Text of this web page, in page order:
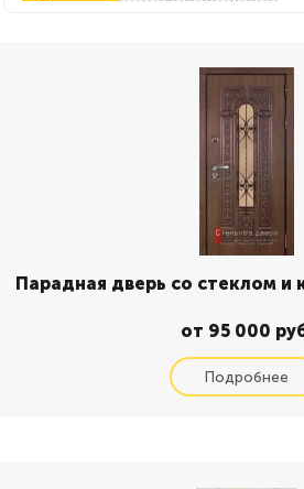
Парадная дверь со стеклом
от 95 000